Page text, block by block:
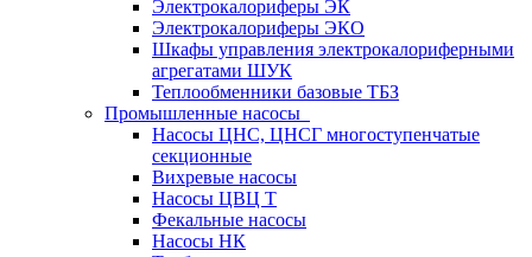
Электрокалориферы ЭК
Электрокалориферы ЭКО
Шкафы управления электрокалориферными
агрегатами ШУК
Теплообменники базовые ТБЗ
Промышленные насосы
Насосы ЦНС, ЦНСГ многоступенчатые
секционные
Вихревые насосы
Насосы ЦВЦ Т
Фекальные насосы
Насосы НК